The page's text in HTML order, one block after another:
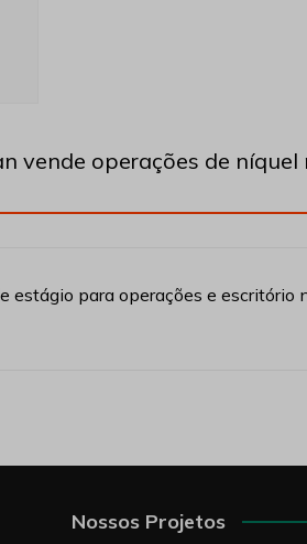
vende operações de níquel
estágio para operações e escritório
Nossos Projetos